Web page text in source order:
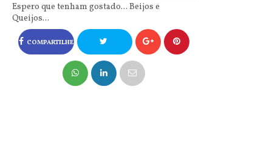
Espero que tenham gostado... Beijos e
Queijos...
COMPARTILHE
NO FACEBOOK COMPARTILHE